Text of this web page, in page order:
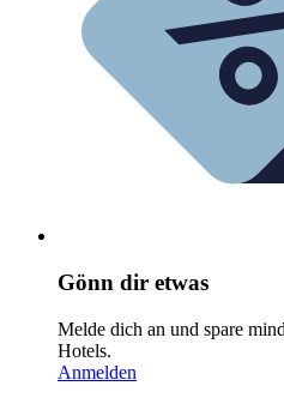
Gönn dir etwas
Melde dich an und spare
Hotels.
Anmelden